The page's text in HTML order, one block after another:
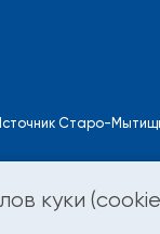
Старо-
куки